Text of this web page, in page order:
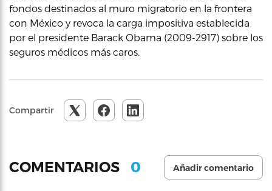
fondos destinados al muro migratorio en la frontera
con México y revoca la carga impositiva establecida
por el presidente Barack Obama (2009-2917) sobre los
seguros médicos más caros.
Compartir
COMENTARIOS 0 Añadir comentario